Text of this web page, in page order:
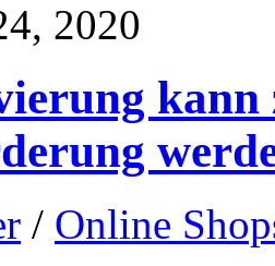
2020
kann
/ Online